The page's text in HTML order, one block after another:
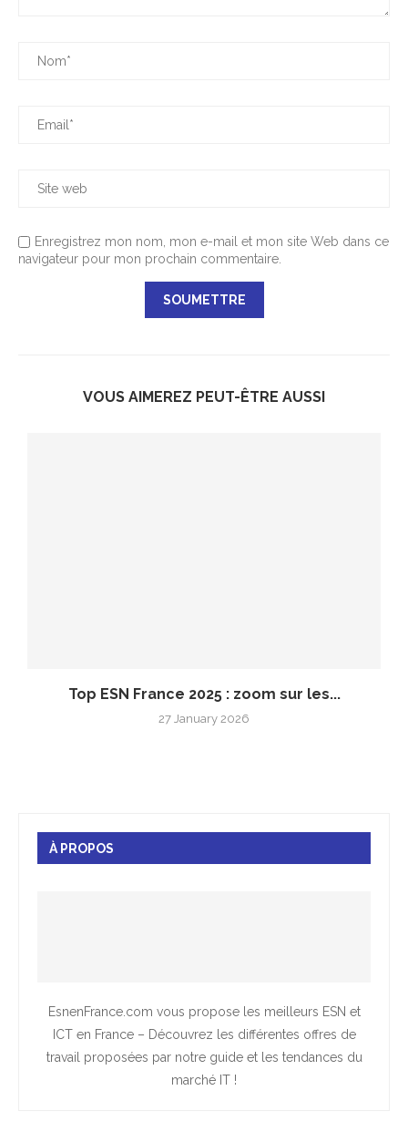
Enregistrez mon nom, mon e-mail et mon site Web dans ce
navigateur pour mon prochain commentaire.
VOUS AIMEREZ PEUT-ÊTRE AUSSI
Top ESN France 2025 : zoom sur les...
27 January 2026
À PROPOS
EsnenFrance.com vous propose les meilleurs ESN et
ICT en France – Découvrez les différentes offres de
travail proposées par notre guide et les tendances du
marché IT !